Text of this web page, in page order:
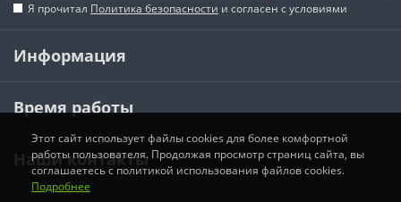
Я прочитал Политика безопасности и согласен с условиями
Информация
Время работы
Наши контакты
Этот сайт использует файлы cookies для более комфортной
работы пользователя. Продолжая просмотр страниц сайта, вы
соглашаетесь с политикой использования файлов cookies.
Подробнее